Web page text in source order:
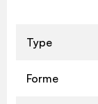
Type
Forme